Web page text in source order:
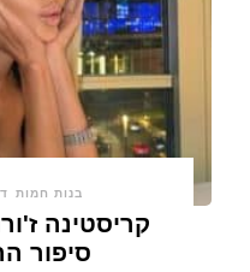
בנות חמות
קריסטינה
סיפור